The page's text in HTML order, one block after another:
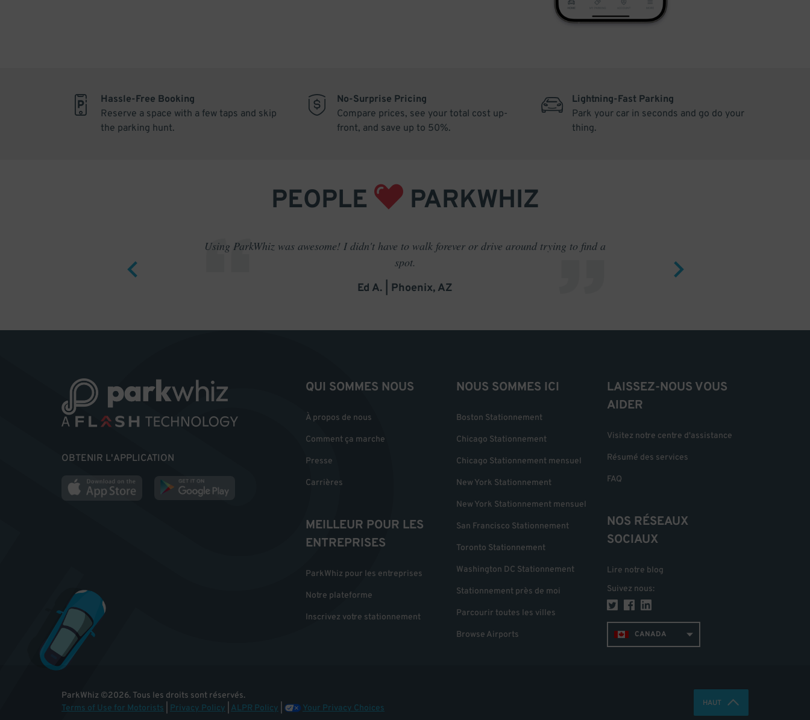
Hassle-Free Booking
Reserve a space with a few taps and skip
the parking hunt.
No-Surprise Pricing
Compare prices, see your total cost up-
front, and save up to 50%.
Lightning-Fast Parking
Park your car in seconds and go do your
thing.
PEOPLE PARKWHIZ
Using ParkWhiz was awesome! I didn't have to walk forever or drive around trying to find a
spot.
Ed A. | Phoenix, AZ
OBTENIR L'APPLICATION
QUI SOMMES NOUS
À propos de nous
Comment ça marche
Presse
Carrières
MEILLEUR POUR LES
ENTREPRISES
ParkWhiz pour les entreprises
Notre plateforme
Inscrivez votre stationnement
NOUS SOMMES ICI
Boston Stationnement
Chicago Stationnement
Chicago Stationnement mensuel
New York Stationnement
New York Stationnement mensuel
San Francisco Stationnement
Toronto Stationnement
Washington DC Stationnement
Stationnement près de moi
Parcourir toutes les villes
Browse Airports
LAISSEZ-NOUS VOUS
AIDER
Visitez notre centre d'assistance
Résumé des services
FAQ
NOS RÉSEAUX
SOCIAUX
Lire notre blog
Suivez nous:
CANADA
ParkWhiz ©2026. Tous les droits sont réservés.
Terms of Use for Motorists
Privacy Policy ALPR Policy Your Privacy Choices HAUT